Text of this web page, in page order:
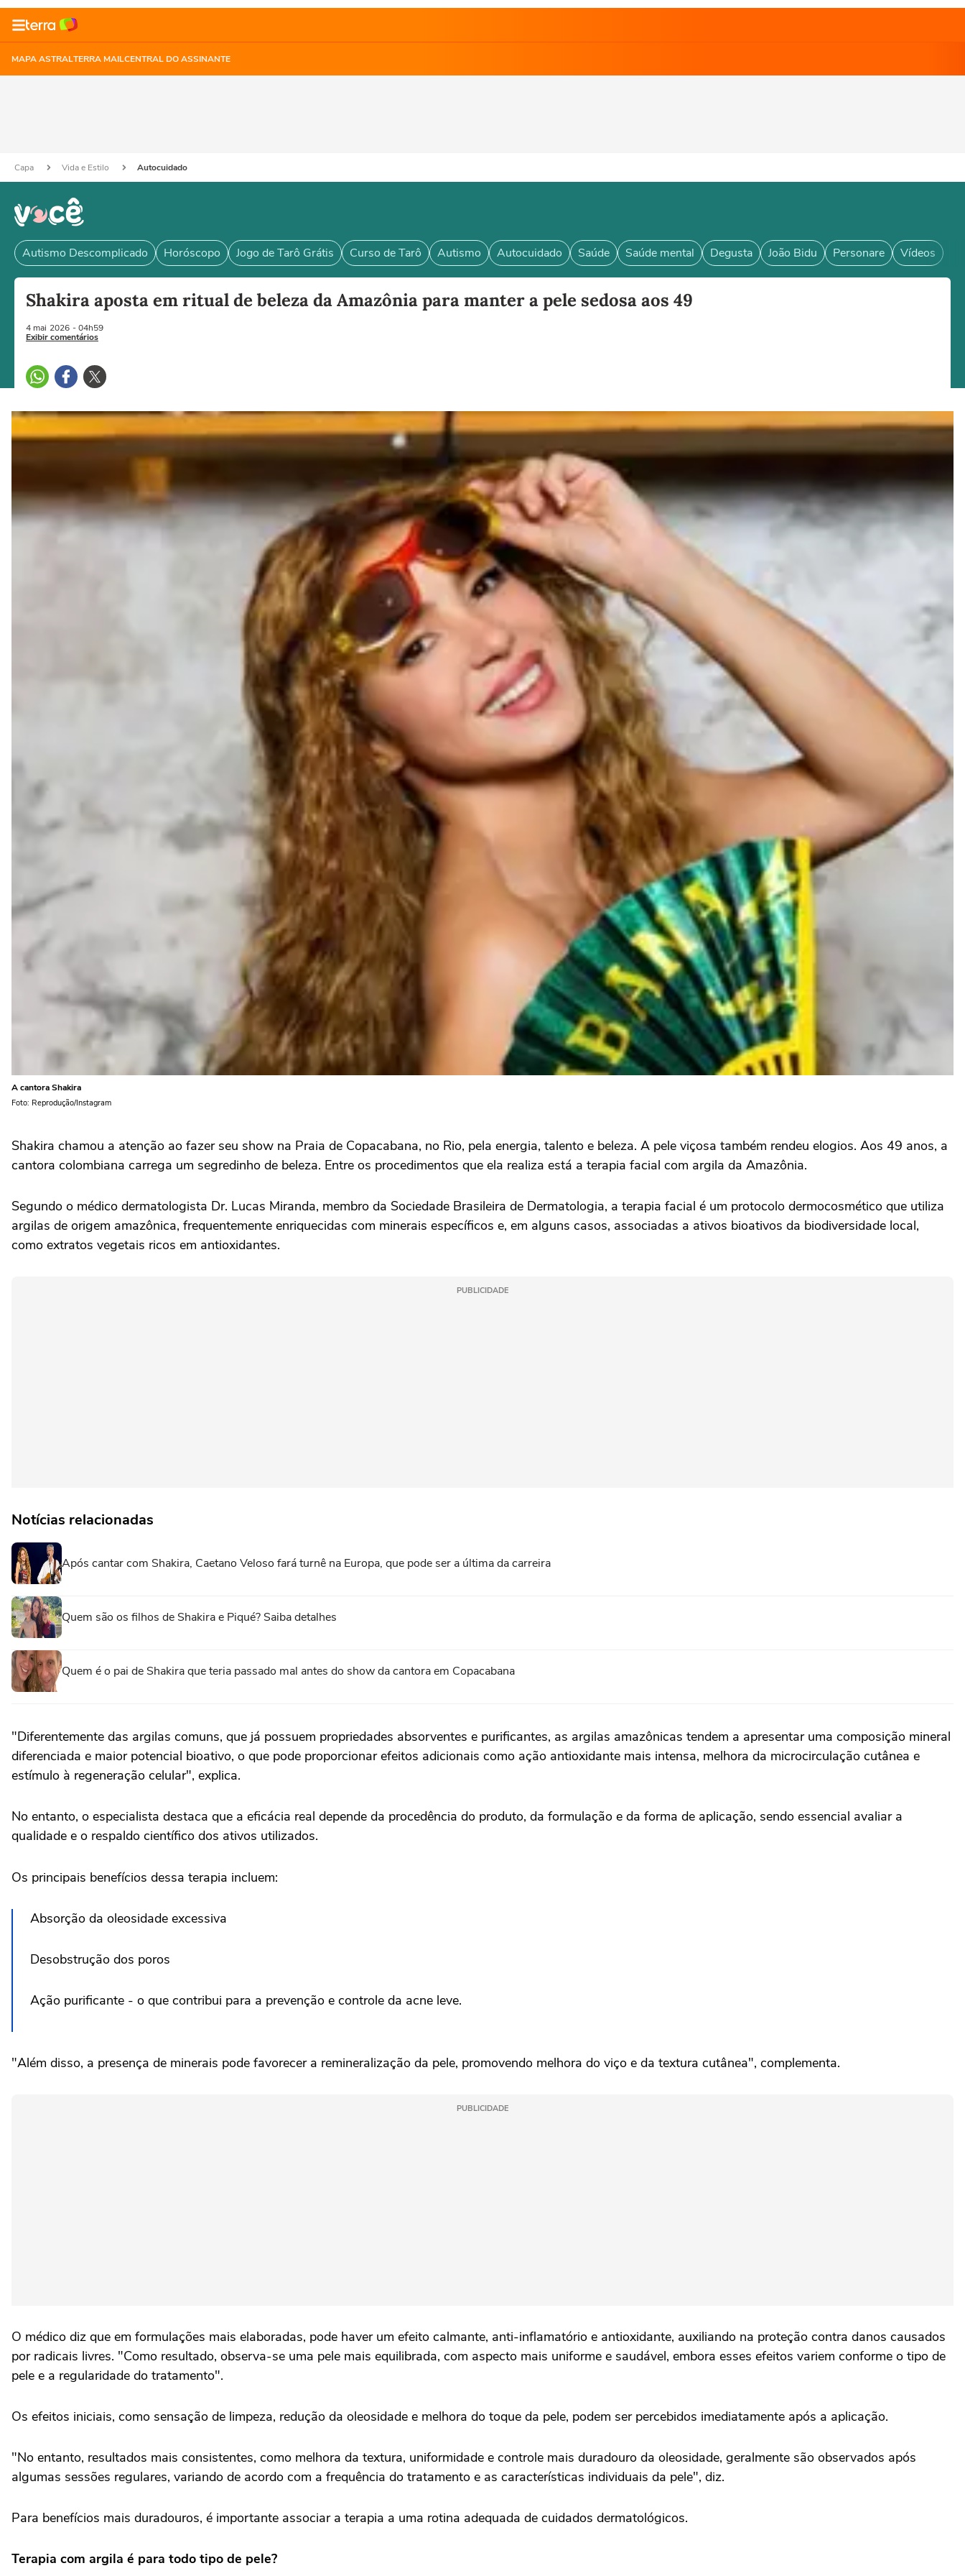
MAPA ASTRALTERRA MAILCENTRAL DO ASSINANTE
Capa Vida e Estilo Autocuidado
Autismo Descomplicado Horóscopo Jogo de Tarô Grátis Curso de Tarô Autismo Autocuidado Saúde Saúde mental Degusta João Bidu Personare Vídeos
Shakira aposta em ritual de beleza da Amazônia para manter a pele sedosa aos 49
4 mai 2026 - 04h59
Exibir comentários
A cantora Shakira
Foto: Reprodução/Instagram
Shakira chamou a atenção ao fazer seu show na Praia de Copacabana, no Rio, pela energia, talento e beleza. A pele viçosa também rendeu elogios. Aos 49 anos, a
cantora colombiana carrega um segredinho de beleza. Entre os procedimentos que ela realiza está a terapia facial com argila da Amazônia.
Segundo o médico dermatologista Dr. Lucas Miranda, membro da Sociedade Brasileira de Dermatologia, a terapia facial é um protocolo dermocosmético que utiliza
argilas de origem amazônica, frequentemente enriquecidas com minerais específicos e, em alguns casos, associadas a ativos bioativos da biodiversidade local,
como extratos vegetais ricos em antioxidantes.
PUBLICIDADE
Notícias relacionadas
Após cantar com Shakira, Caetano Veloso fará turnê na Europa, que pode ser a última da carreira
Quem são os filhos de Shakira e Piqué? Saiba detalhes
Quem é o pai de Shakira que teria passado mal antes do show da cantora em Copacabana
"Diferentemente das argilas comuns, que já possuem propriedades absorventes e purificantes, as argilas amazônicas tendem a apresentar uma composição mineral
diferenciada e maior potencial bioativo, o que pode proporcionar efeitos adicionais como ação antioxidante mais intensa, melhora da microcirculação cutânea e
estímulo à regeneração celular", explica.
No entanto, o especialista destaca que a eficácia real depende da procedência do produto, da formulação e da forma de aplicação, sendo essencial avaliar a
qualidade e o respaldo científico dos ativos utilizados.
Os principais benefícios dessa terapia incluem:
Absorção da oleosidade excessiva
Desobstrução dos poros
Ação purificante - o que contribui para a prevenção e controle da acne leve.
"Além disso, a presença de minerais pode favorecer a remineralização da pele, promovendo melhora do viço e da textura cutânea", complementa.
PUBLICIDADE
O médico diz que em formulações mais elaboradas, pode haver um efeito calmante, anti-inflamatório e antioxidante, auxiliando na proteção contra danos causados
por radicais livres. "Como resultado, observa-se uma pele mais equilibrada, com aspecto mais uniforme e saudável, embora esses efeitos variem conforme o tipo de
pele e a regularidade do tratamento".
Os efeitos iniciais, como sensação de limpeza, redução da oleosidade e melhora do toque da pele, podem ser percebidos imediatamente após a aplicação.
"No entanto, resultados mais consistentes, como melhora da textura, uniformidade e controle mais duradouro da oleosidade, geralmente são observados após
algumas sessões regulares, variando de acordo com a frequência do tratamento e as características individuais da pele", diz.
Para benefícios mais duradouros, é importante associar a terapia a uma rotina adequada de cuidados dermatológicos.
Terapia com argila é para todo tipo de pele?